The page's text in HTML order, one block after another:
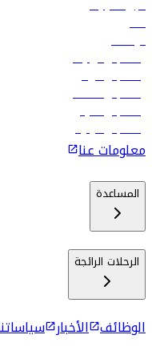
تأجير السيارات
فنادق
الوظائف
رحلات إلى تبيليسي
رحلات إلى الرياض
رحلات إلى مسقط
رحلات إلى ماليه
رحلات إلى كولومبو
معلومات عنا
المساعدة
الرحلات الرائجة
الوظائف الأخبار